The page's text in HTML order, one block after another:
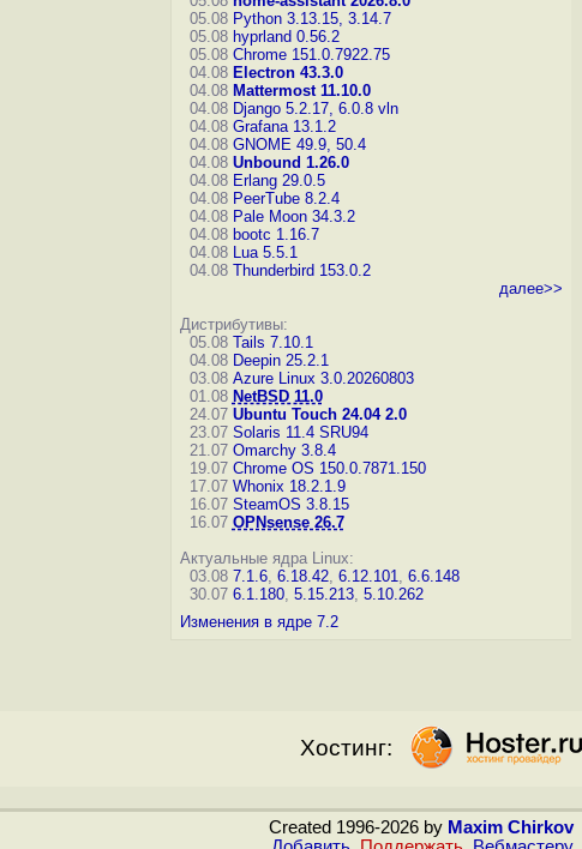
05.08 Python 3.13.15, 3.14.7
05.08 hyprland 0.56.2
05.08 Chrome 151.0.7922.75
04.08 Electron 43.3.0
04.08 Mattermost 11.10.0
04.08 Django 5.2.17, 6.0.8 vln
04.08 Grafana 13.1.2
04.08 GNOME 49.9, 50.4
04.08 Unbound 1.26.0
04.08 Erlang 29.0.5
04.08 PeerTube 8.2.4
04.08 Pale Moon 34.3.2
04.08 bootc 1.16.7
04.08 Lua 5.5.1
04.08 Thunderbird 153.0.2
далее>>
Дистрибутивы:
05.08 Tails 7.10.1
04.08 Deepin 25.2.1
03.08 Azure Linux 3.0.20260803
01.08 NetBSD 11.0
24.07 Ubuntu Touch 24.04 2.0
23.07 Solaris 11.4 SRU94
21.07 Omarchy 3.8.4
19.07 Chrome OS 150.0.7871.150
17.07 Whonix 18.2.1.9
16.07 SteamOS 3.8.15
16.07 OPNsense 26.7
Актуальные ядра Linux:
03.08 7.1.6, 6.18.42, 6.12.101, 6.6.148
30.07 6.1.180, 5.15.213, 5.10.262
Изменения в ядре 7.2
Хостинг:
Created 1996-2026 by Maxim Chirkov